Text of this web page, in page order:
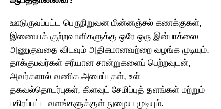
ஊடுருவப்பட்ட பெருநிறுவன மின்னஞ்சல் கணக்குகள்,
இணையக் குற்றவாளிகளுக்கு ஒரே ஒரு இன்பாக்ஸை
அணுகுவதை விடவும் அதிகமானவற்றை வழங்க முடியும்.
தாக்குபவர்கள் சரியான சான்றுகளைப் பெற்றவுடன்,
அவர்களால் வணிக அமைப்புகள், உள்
தகவல்தொடர்புகள், கிளவுட் சேமிப்புத் தளங்கள் மற்றும்
பகிரப்பட்ட வளங்களுக்குள் நுழைய முடியும்.